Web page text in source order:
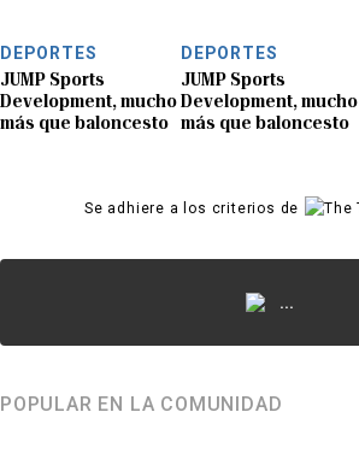
DEPORTES
JUMP Sports
Development, mucho
más que baloncesto
DEPORTES
JUMP Sports
Development, mucho
más que baloncesto
Se adhiere a los criterios de
...
POPULAR EN LA COMUNIDAD